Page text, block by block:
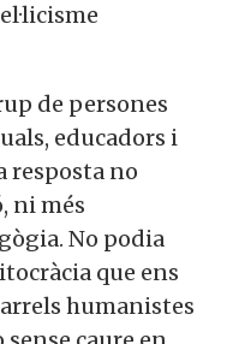
de persones
educadors i
resposta no
ni més
No podia
que ens
humanistes